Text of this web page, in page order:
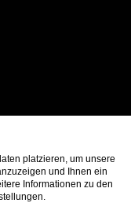
platzieren, um unsere
und Ihnen ein
Informationen zu den